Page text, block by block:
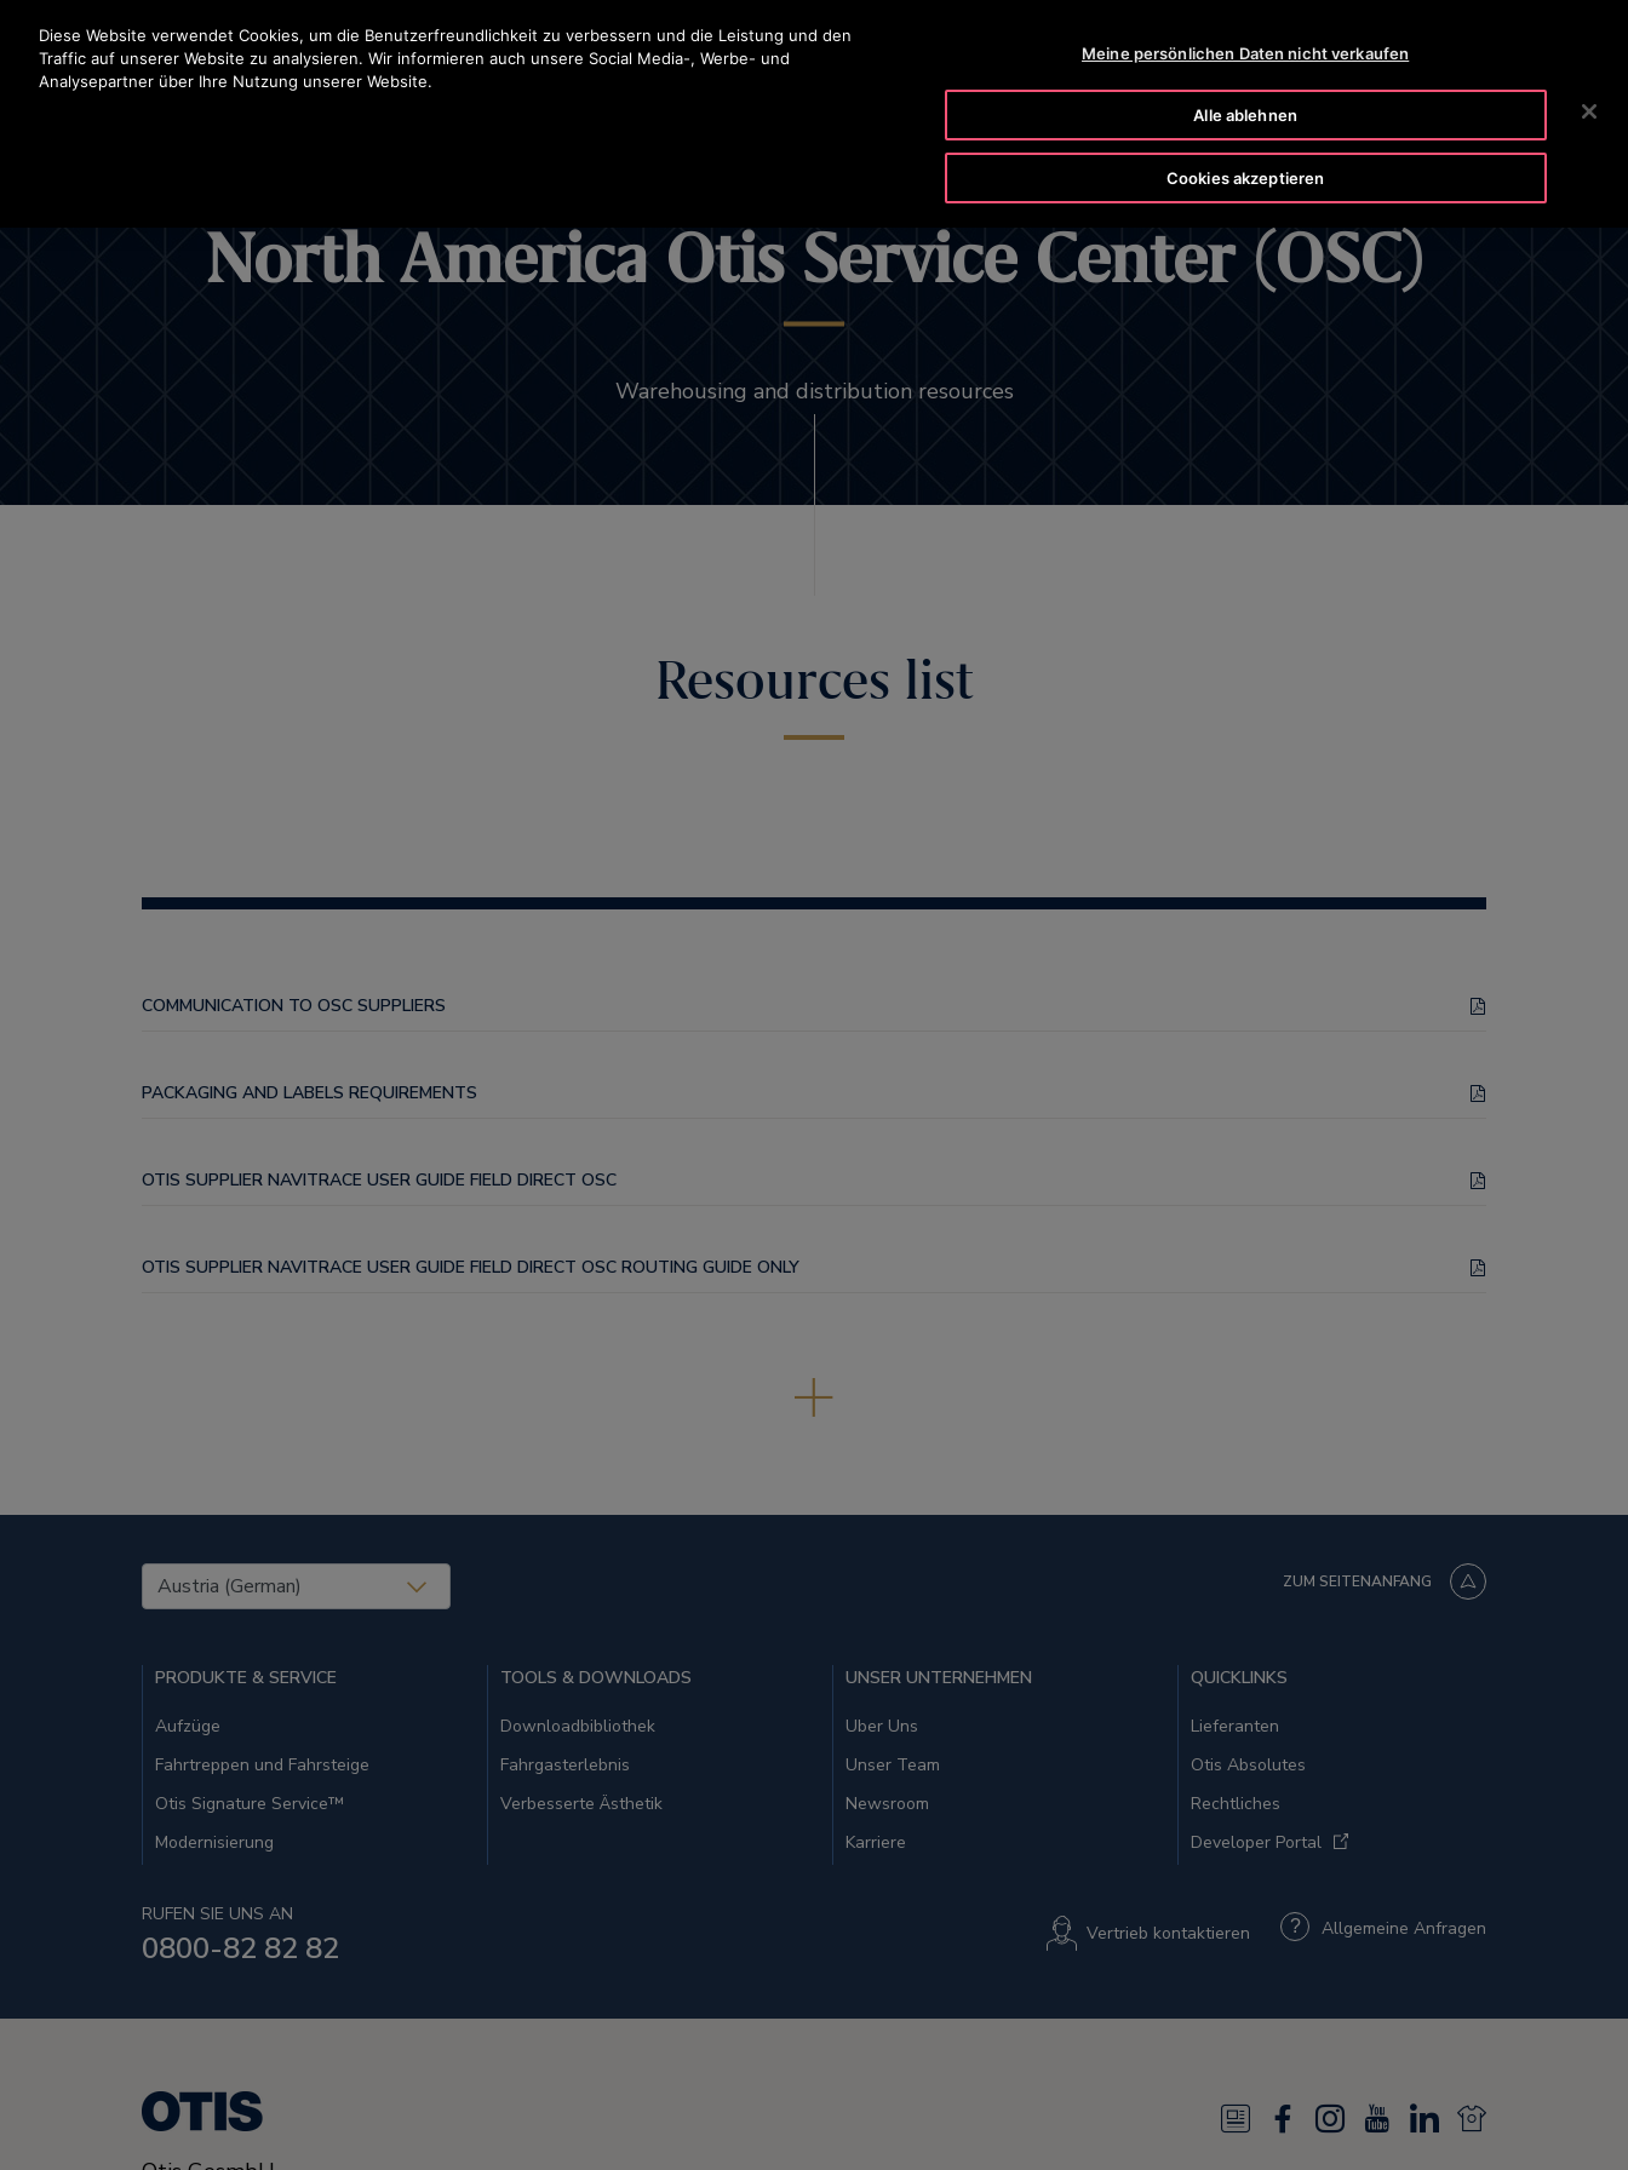
Drücken Sie die Eingabetaste, um zum Hauptinhalt zu springen
OTISLINE 0800-82-82 82 NEWSROOM
SUCHEN
North America Otis Service Center (OSC)
Warehousing and distribution resources
Resources list
COMMUNICATION TO OSC SUPPLIERS
PACKAGING AND LABELS REQUIREMENTS
OTIS SUPPLIER NAVITRACE USER GUIDE FIELD DIRECT OSC
OTIS SUPPLIER NAVITRACE USER GUIDE FIELD DIRECT OSC ROUTING GUIDE ONLY
United States (EN) ZUM SEITENANFANG
PRODUKTE & SERVICE
Aufzüge
Fahrtreppen und Fahrsteige
Otis Signature Service™
Modernisierung
TOOLS & DOWNLOADS
Downloadbibliothek
Fahrgasterlebnis
Verbesserte Ästhetik
UNSER UNTERNEHMEN
Uber Uns
Unser Team
Newsroom
Karriere
QUICKLINKS
Lieferanten
Otis Absolutes
Rechtliches
Developer Portal
RUFEN SIE UNS AN
0800-82 82 82 Vertrieb kontaktieren Allgemeine Anfragen
N
I
L
N
Diese Website verwendet Cookies, um die Benutzerfreundlichkeit zu verbessern und die Leistung und den
Traffic auf unserer Website zu analysieren. Wir informieren auch unsere Social Media-, Werbe- und
Analysepartner über Ihre Nutzung unserer Website.
Meine persönlichen Daten nicht verkaufen
Alle ablehnen
Cookies akzeptieren